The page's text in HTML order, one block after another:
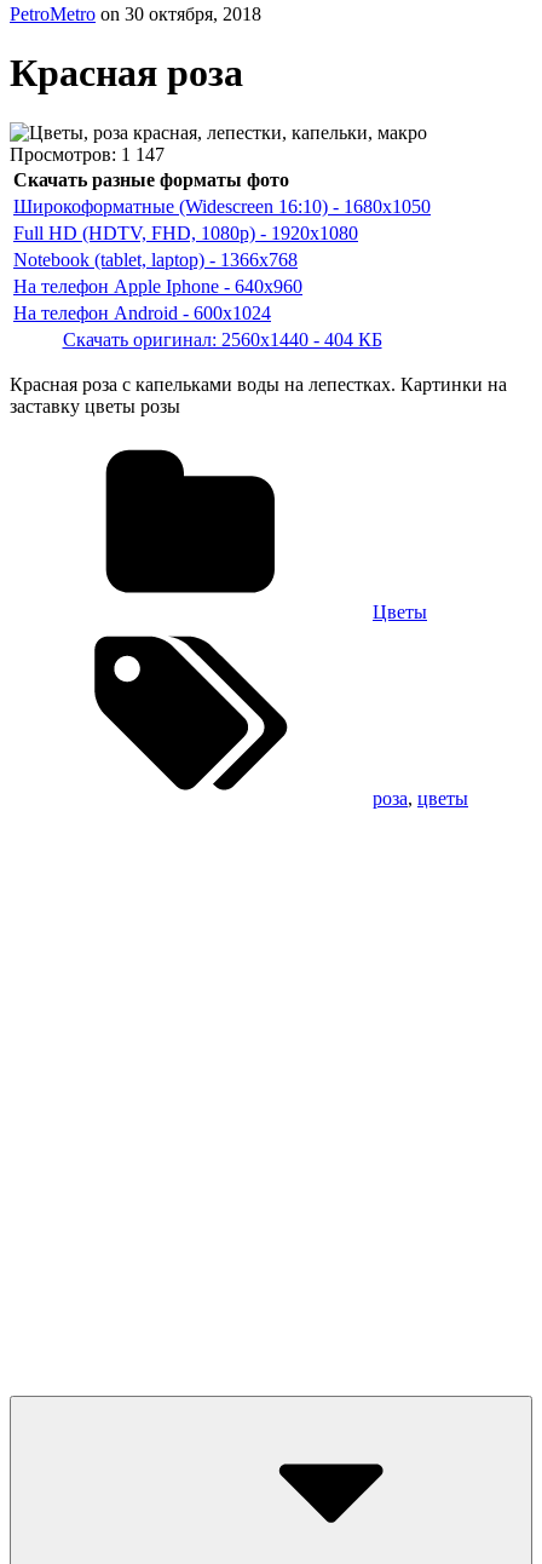
PetroMetro on 30 октября, 2018
Красная роза
Просмотров: 1 147
Скачать оригинал: 2560x1440 - 404 КБ
Скачать разные форматы фото
Широкоформатные (Widescreen 16:10) - 1680x1050
Full HD (HDTV, FHD, 1080p) - 1920x1080
Notebook (tablet, laptop) - 1366x768
На телефон Apple Iphone - 640x960
На телефон Android - 600x1024
Красная роза с капельками воды на лепестках. Картинки на
заставку цветы розы
Цветы
роза, цветы